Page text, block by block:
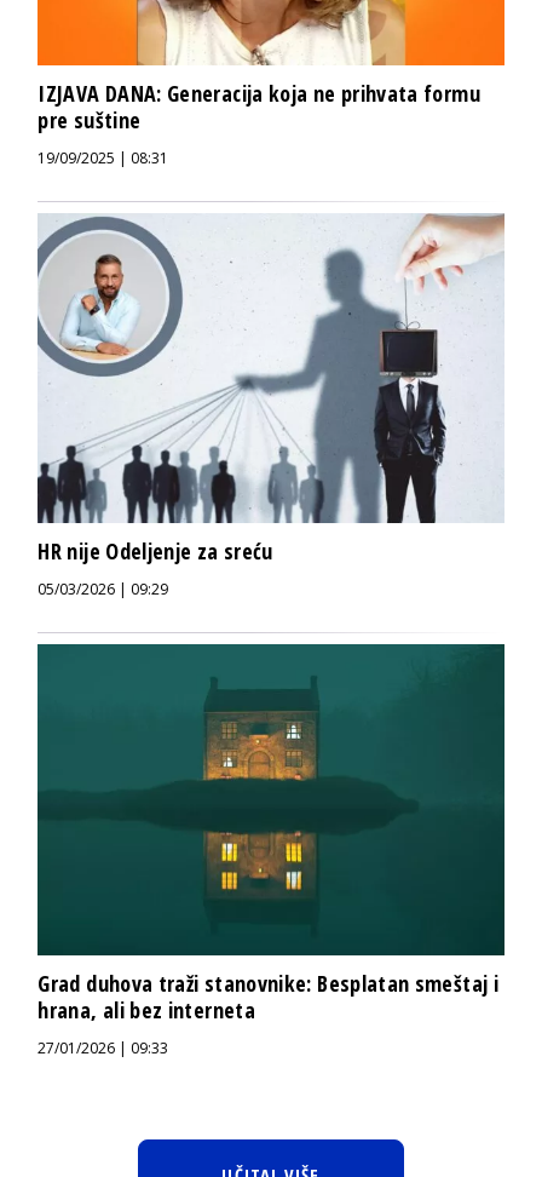
IZJAVA DANA: Generacija koja ne prihvata formu
pre suštine
19/09/2025 | 08:31
​HR nije Odeljenje za sreću
05/03/2026 | 09:29
Grad duhova traži stanovnike: Besplatan smeštaj i
hrana, ali bez interneta
27/01/2026 | 09:33